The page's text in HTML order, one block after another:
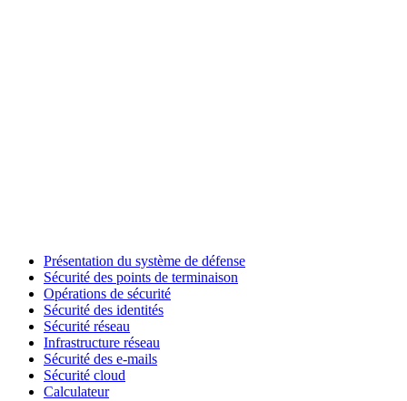
Présentation du système de défense
Sécurité des points de terminaison
Opérations de sécurité
Sécurité des identités
Sécurité réseau
Infrastructure réseau
Sécurité des e-mails
Sécurité cloud
Calculateur